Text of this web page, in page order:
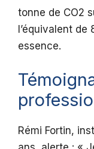
tonne de CO2
l’équivalent
essence.
Rémi Fortin,